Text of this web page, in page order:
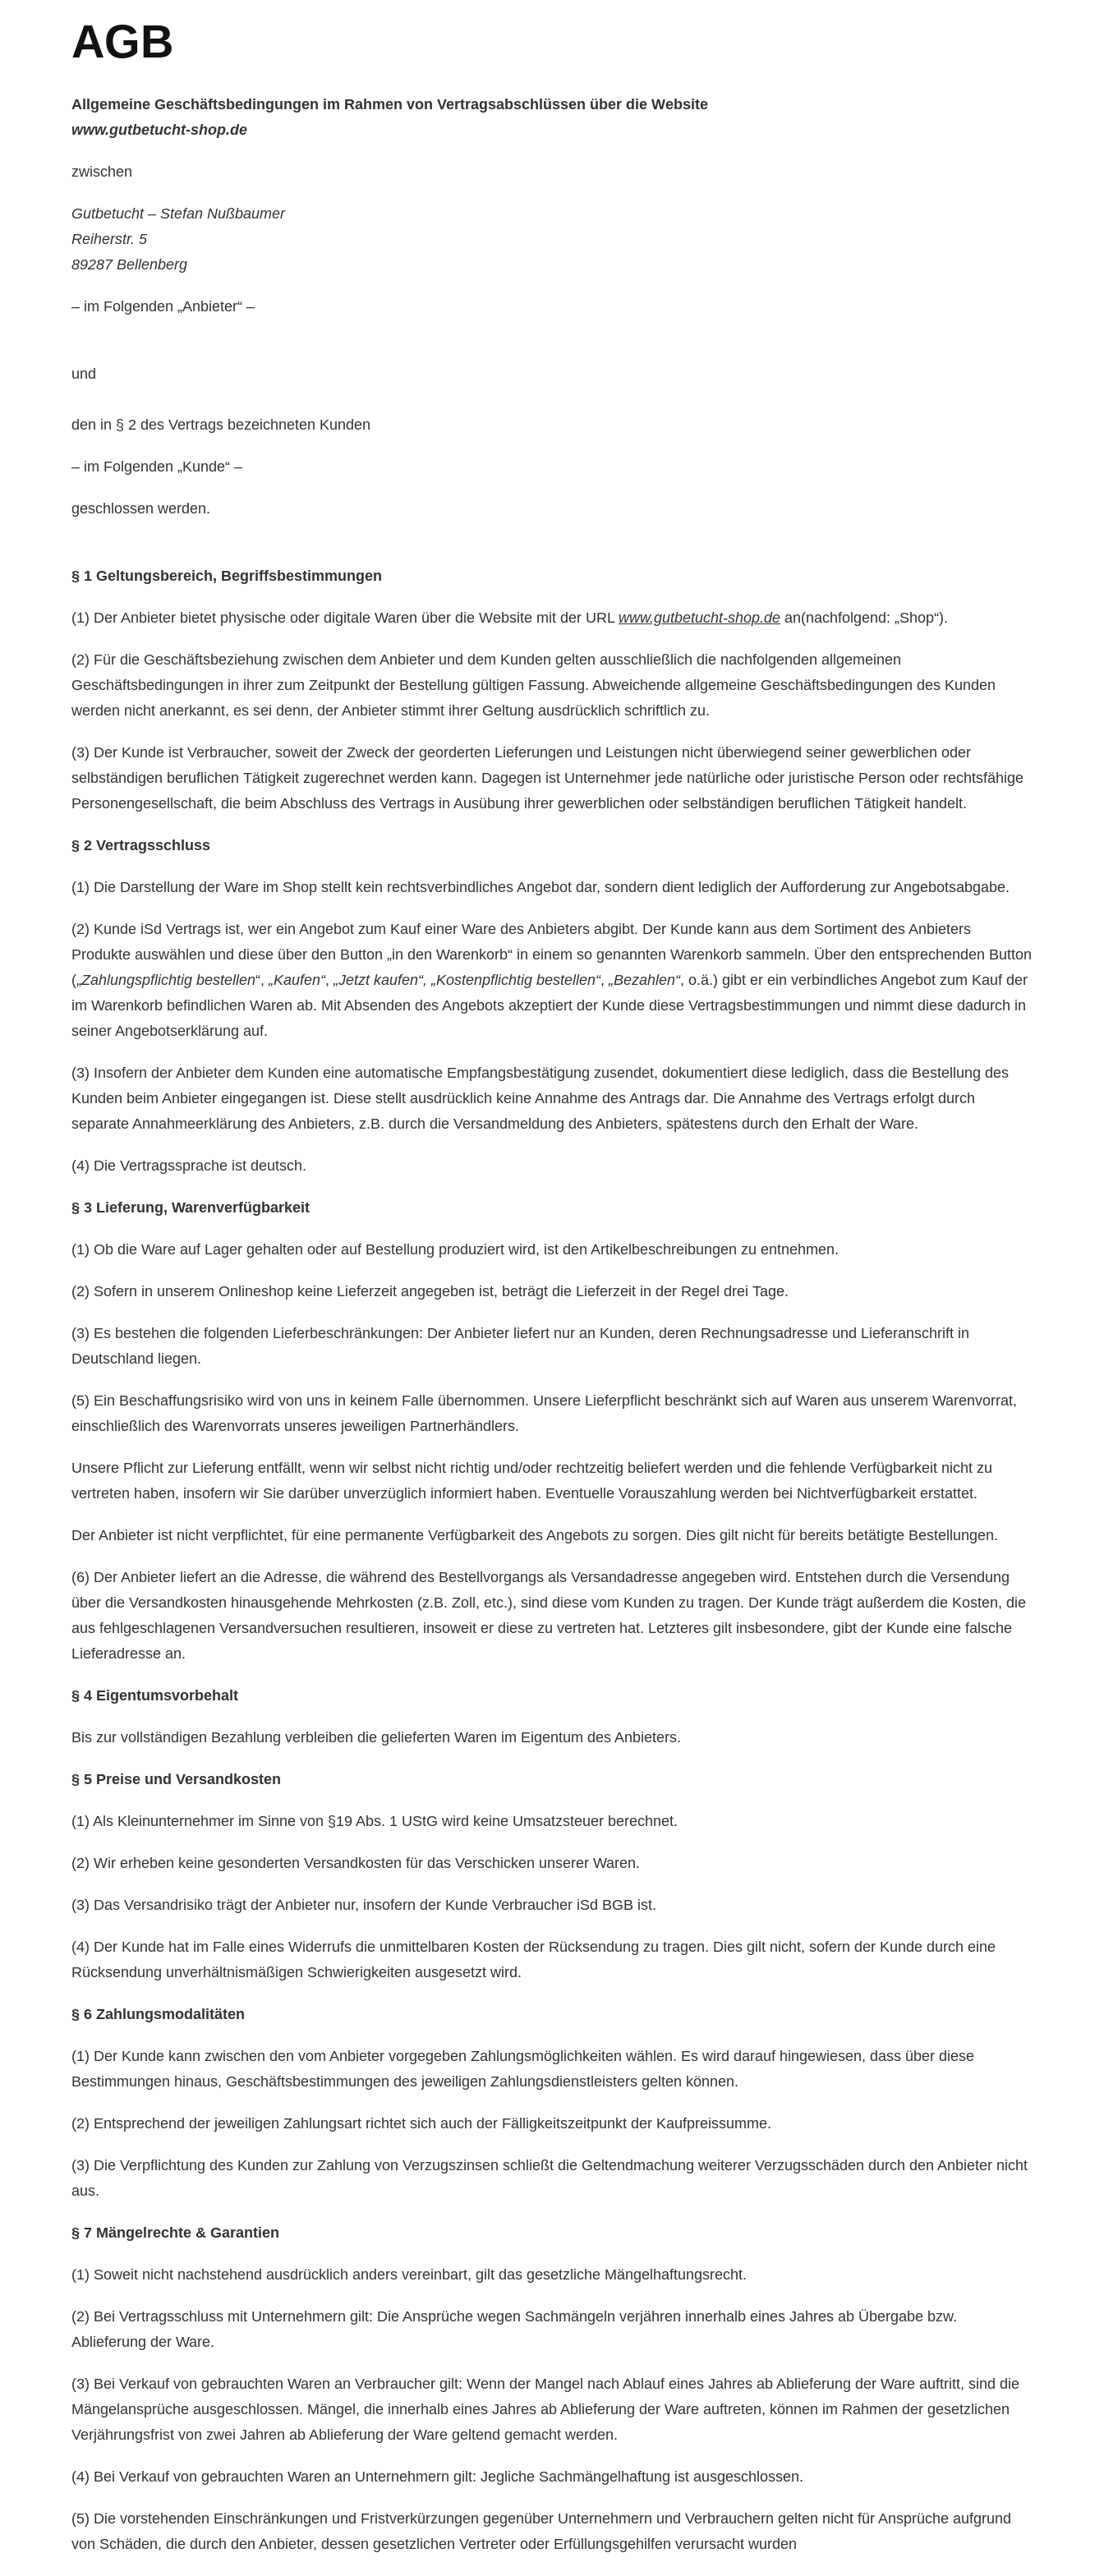
AGB
Allgemeine Geschäftsbedingungen im Rahmen von Vertragsabschlüssen über die Website
www.gutbetucht-shop.de
zwischen
Gutbetucht – Stefan Nußbaumer
Reiherstr. 5
89287 Bellenberg
– im Folgenden „Anbieter“ –
und
den in § 2 des Vertrags bezeichneten Kunden
– im Folgenden „Kunde“ –
geschlossen werden.
§ 1 Geltungsbereich, Begriffsbestimmungen
(1) Der Anbieter bietet physische oder digitale Waren über die Website mit der URL www.gutbetucht-shop.de an(nachfolgend: „Shop“).
(2) Für die Geschäftsbeziehung zwischen dem Anbieter und dem Kunden gelten ausschließlich die nachfolgenden allgemeinen
Geschäftsbedingungen in ihrer zum Zeitpunkt der Bestellung gültigen Fassung. Abweichende allgemeine Geschäftsbedingungen des Kunden
werden nicht anerkannt, es sei denn, der Anbieter stimmt ihrer Geltung ausdrücklich schriftlich zu.
(3) Der Kunde ist Verbraucher, soweit der Zweck der georderten Lieferungen und Leistungen nicht überwiegend seiner gewerblichen oder
selbständigen beruflichen Tätigkeit zugerechnet werden kann. Dagegen ist Unternehmer jede natürliche oder juristische Person oder rechtsfähige
Personengesellschaft, die beim Abschluss des Vertrags in Ausübung ihrer gewerblichen oder selbständigen beruflichen Tätigkeit handelt.
§ 2 Vertragsschluss
(1) Die Darstellung der Ware im Shop stellt kein rechtsverbindliches Angebot dar, sondern dient lediglich der Aufforderung zur Angebotsabgabe.
(2) Kunde iSd Vertrags ist, wer ein Angebot zum Kauf einer Ware des Anbieters abgibt. Der Kunde kann aus dem Sortiment des Anbieters
Produkte auswählen und diese über den Button „in den Warenkorb“ in einem so genannten Warenkorb sammeln. Über den entsprechenden Button
(„Zahlungspflichtig bestellen“, „Kaufen“, „Jetzt kaufen“, „Kostenpflichtig bestellen“, „Bezahlen“, o.ä.) gibt er ein verbindliches Angebot zum Kauf der
im Warenkorb befindlichen Waren ab. Mit Absenden des Angebots akzeptiert der Kunde diese Vertragsbestimmungen und nimmt diese dadurch in
seiner Angebotserklärung auf.
(3) Insofern der Anbieter dem Kunden eine automatische Empfangsbestätigung zusendet, dokumentiert diese lediglich, dass die Bestellung des
Kunden beim Anbieter eingegangen ist. Diese stellt ausdrücklich keine Annahme des Antrags dar. Die Annahme des Vertrags erfolgt durch
separate Annahmeerklärung des Anbieters, z.B. durch die Versandmeldung des Anbieters, spätestens durch den Erhalt der Ware.
(4) Die Vertragssprache ist deutsch.
§ 3 Lieferung, Warenverfügbarkeit
(1) Ob die Ware auf Lager gehalten oder auf Bestellung produziert wird, ist den Artikelbeschreibungen zu entnehmen.
(2) Sofern in unserem Onlineshop keine Lieferzeit angegeben ist, beträgt die Lieferzeit in der Regel drei Tage.
(3) Es bestehen die folgenden Lieferbeschränkungen: Der Anbieter liefert nur an Kunden, deren Rechnungsadresse und Lieferanschrift in
Deutschland liegen.
(5) Ein Beschaffungsrisiko wird von uns in keinem Falle übernommen. Unsere Lieferpflicht beschränkt sich auf Waren aus unserem Warenvorrat,
einschließlich des Warenvorrats unseres jeweiligen Partnerhändlers.
Unsere Pflicht zur Lieferung entfällt, wenn wir selbst nicht richtig und/oder rechtzeitig beliefert werden und die fehlende Verfügbarkeit nicht zu
vertreten haben, insofern wir Sie darüber unverzüglich informiert haben. Eventuelle Vorauszahlung werden bei Nichtverfügbarkeit erstattet.
Der Anbieter ist nicht verpflichtet, für eine permanente Verfügbarkeit des Angebots zu sorgen. Dies gilt nicht für bereits betätigte Bestellungen.
(6) Der Anbieter liefert an die Adresse, die während des Bestellvorgangs als Versandadresse angegeben wird. Entstehen durch die Versendung
über die Versandkosten hinausgehende Mehrkosten (z.B. Zoll, etc.), sind diese vom Kunden zu tragen. Der Kunde trägt außerdem die Kosten, die
aus fehlgeschlagenen Versandversuchen resultieren, insoweit er diese zu vertreten hat. Letzteres gilt insbesondere, gibt der Kunde eine falsche
Lieferadresse an.
§ 4 Eigentumsvorbehalt
Bis zur vollständigen Bezahlung verbleiben die gelieferten Waren im Eigentum des Anbieters.
§ 5 Preise und Versandkosten
(1) Als Kleinunternehmer im Sinne von §19 Abs. 1 UStG wird keine Umsatzsteuer berechnet.
(2) Wir erheben keine gesonderten Versandkosten für das Verschicken unserer Waren.
(3) Das Versandrisiko trägt der Anbieter nur, insofern der Kunde Verbraucher iSd BGB ist.
(4) Der Kunde hat im Falle eines Widerrufs die unmittelbaren Kosten der Rücksendung zu tragen. Dies gilt nicht, sofern der Kunde durch eine
Rücksendung unverhältnismäßigen Schwierigkeiten ausgesetzt wird.
§ 6 Zahlungsmodalitäten
(1) Der Kunde kann zwischen den vom Anbieter vorgegeben Zahlungsmöglichkeiten wählen. Es wird darauf hingewiesen, dass über diese
Bestimmungen hinaus, Geschäftsbestimmungen des jeweiligen Zahlungsdienstleisters gelten können.
(2) Entsprechend der jeweiligen Zahlungsart richtet sich auch der Fälligkeitszeitpunkt der Kaufpreissumme.
(3) Die Verpflichtung des Kunden zur Zahlung von Verzugszinsen schließt die Geltendmachung weiterer Verzugsschäden durch den Anbieter nicht
aus.
§ 7 Mängelrechte & Garantien
(1) Soweit nicht nachstehend ausdrücklich anders vereinbart, gilt das gesetzliche Mängelhaftungsrecht.
(2) Bei Vertragsschluss mit Unternehmern gilt: Die Ansprüche wegen Sachmängeln verjähren innerhalb eines Jahres ab Übergabe bzw.
Ablieferung der Ware.
(3) Bei Verkauf von gebrauchten Waren an Verbraucher gilt: Wenn der Mangel nach Ablauf eines Jahres ab Ablieferung der Ware auftritt, sind die
Mängelansprüche ausgeschlossen. Mängel, die innerhalb eines Jahres ab Ablieferung der Ware auftreten, können im Rahmen der gesetzlichen
Verjährungsfrist von zwei Jahren ab Ablieferung der Ware geltend gemacht werden.
(4) Bei Verkauf von gebrauchten Waren an Unternehmern gilt: Jegliche Sachmängelhaftung ist ausgeschlossen.
(5) Die vorstehenden Einschränkungen und Fristverkürzungen gegenüber Unternehmern und Verbrauchern gelten nicht für Ansprüche aufgrund
von Schäden, die durch den Anbieter, dessen gesetzlichen Vertreter oder Erfüllungsgehilfen verursacht wurden